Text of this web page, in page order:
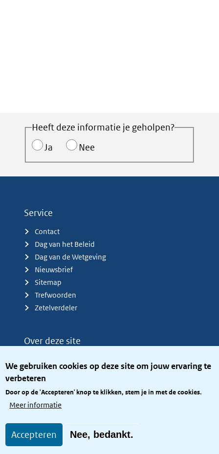
We gebruiken cookies op deze site om jouw ervaring te
verbeteren
Door op de 'Accepteren' knop te klikken, stem je in met de cookies.
Meer informatie
Accepteren Nee, bedankt.
Heeft deze informatie je geholpen?
Ja
Nee
Service
Contact
Dag van het Beleid
Dag van de Wetgeving
Nieuwsbrief
Sitemap
Trefwoorden
Zetelverdeler
Over deze site
Privacy
Toegang site openbaar
Toegankelijkheid